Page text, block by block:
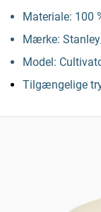
Materiale: 100
Mærke:
Model:
Tilgængelige